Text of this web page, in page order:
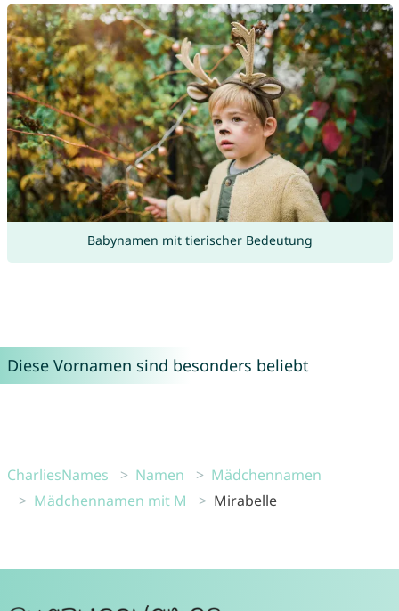
Babynamen mit tierischer Bedeutung
Diese Vornamen sind besonders beliebt
CharliesNames Namen
Mädchennamen
Mädchennamen mit M
Mirabelle